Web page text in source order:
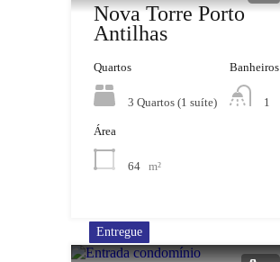
Nova Torre Porto
Antilhas
Quartos
3 Quartos (1 suíte)
Banheiros
1
Área
64 m²
Entregue